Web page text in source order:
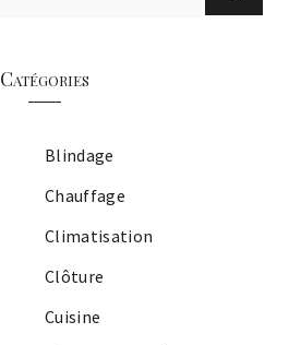
Catégories
Blindage
Chauffage
Climatisation
Clôture
Cuisine